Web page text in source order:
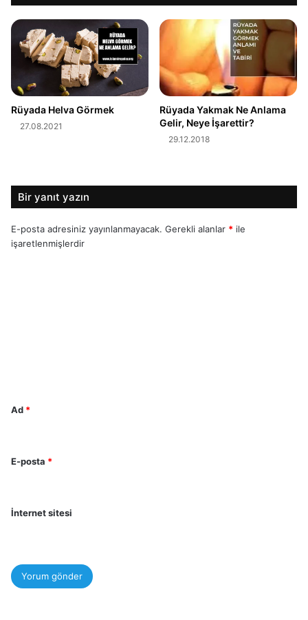
Rüyada Helva Görmek
27.08.2021
Rüyada Yakmak Ne Anlama
Gelir, Neye İşarettir?
29.12.2018
Bir yanıt yazın
E-posta adresiniz yayınlanmayacak. Gerekli alanlar * ile
işaretlenmişlerdir
Ad *
E-posta *
İnternet sitesi